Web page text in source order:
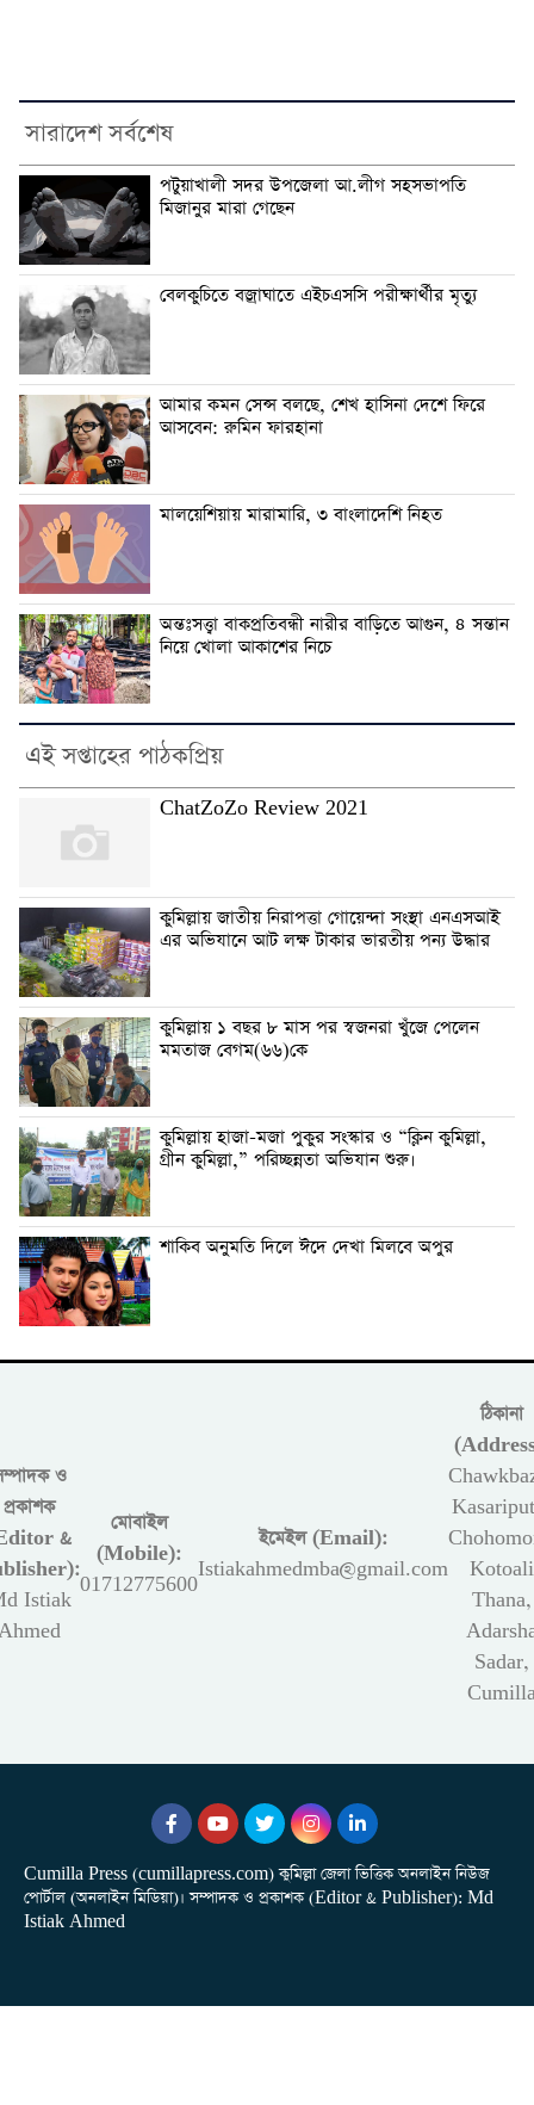
সারাদেশ সর্বশেষ
পটুয়াখালী সদর উপজেলা আ.লীগ সহসভাপতি
মিজানুর মারা গেছেন
বেলকুচিতে বজ্রাঘাতে এইচএসসি পরীক্ষার্থীর মৃত্যু
আমার কমন সেন্স বলছে, শেখ হাসিনা দেশে ফিরে
আসবেন: রুমিন ফারহানা
মালয়েশিয়ায় মারামারি, ৩ বাংলাদেশি নিহত
অন্তঃসত্ত্বা বাকপ্রতিবন্ধী নারীর বাড়িতে আগুন, ৪ সন্তান
নিয়ে খোলা আকাশের নিচে
এই সপ্তাহের পাঠকপ্রিয়
ChatZoZo Review 2021
কুমিল্লায় জাতীয় নিরাপত্তা গোয়েন্দা সংস্থা এনএসআই
এর অভিযানে আট লক্ষ টাকার ভারতীয় পন্য উদ্ধার
কুমিল্লায় ১ বছর ৮ মাস পর স্বজনরা খুঁজে পেলেন
মমতাজ বেগম(৬৬)কে
কুমিল্লায় হাজা-মজা পুকুর সংস্কার ও “ক্লিন কুমিল্লা,
গ্রীন কুমিল্লা,” পরিচ্ছন্নতা অভিযান শুরু।
শাকিব অনুমতি দিলে ঈদে দেখা মিলবে অপুর
ও
প্রকাশক
&
Istiak
মোবাইল
(Mobile):
01712775600
ইমেইল (Email):
Istiakahmedmba@gmail.com
ঠিকানা
Kotoali
Thana,
Sadar,
Cumilla Press (cumillapress.com) কুমিল্লা জেলা ভিত্তিক অনলাইন নিউজ
পোর্টাল (অনলাইন মিডিয়া)। সম্পাদক ও প্রকাশক (Editor & Publisher): Md
Istiak Ahmed